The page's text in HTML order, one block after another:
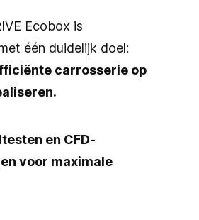
Ecobox is
één duidelijk doel:
carrosserie op
en CFD-
voor maximale